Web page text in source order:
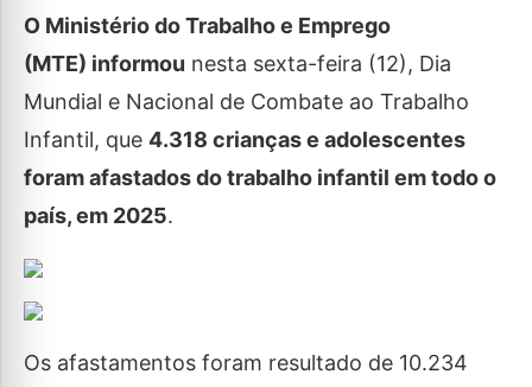
O Ministério do Trabalho e Emprego
(MTE) informou nesta sexta-feira (12), Dia
Mundial e Nacional de Combate ao Trabalho
Infantil, que 4.318 crianças e adolescentes
foram afastados do trabalho infantil em todo o
país, em 2025.
Os afastamentos foram resultado de 10.234